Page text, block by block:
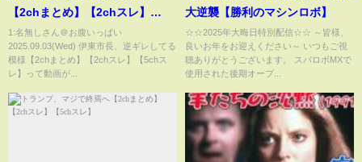
【2chまとめ】【2chスレ】
【5chスレ】
1:名無しさん＠お腹いっぱい
2025.09.03(Wed) 伊東市長、逆ギレしてる
模様【2chまとめ】【2chスレ】【5chス
レ】って動画が...
大逆襲【勝利のマシンロボ】
☆☆2025年大晦日特別配信☆☆ ～皆様、
良いお年をお迎えください～ いつもご視
聴ありがとうございます。 スパロボMXで
使用された後期オープ...